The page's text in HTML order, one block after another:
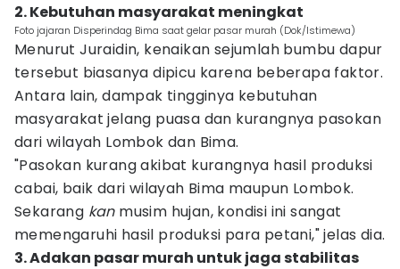
2. Kebutuhan masyarakat meningkat
Foto jajaran Disperindag Bima saat gelar pasar murah (Dok/Istimewa)
Menurut Juraidin, kenaikan sejumlah bumbu dapur
tersebut biasanya dipicu karena beberapa faktor.
Antara lain, dampak tingginya kebutuhan
masyarakat jelang puasa dan kurangnya pasokan
dari wilayah Lombok dan Bima.
"Pasokan kurang akibat kurangnya hasil produksi
cabai, baik dari wilayah Bima maupun Lombok.
Sekarang kanmusim hujan, kondisi ini sangat
memengaruhi hasil produksi para petani," jelas dia.
3. Adakan pasar murah untuk jaga stabilitas